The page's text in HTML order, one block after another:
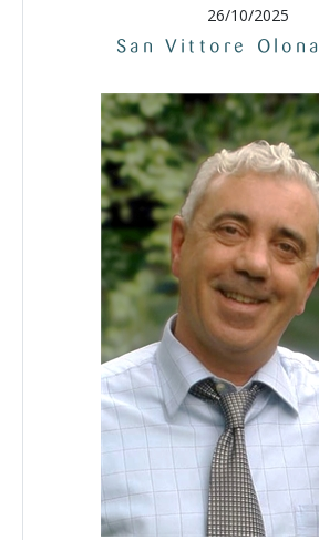
26/10/2025
San Vittore